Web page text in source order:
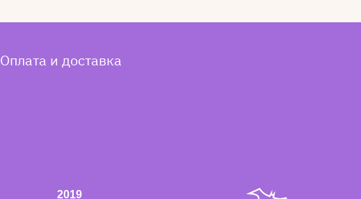
Оплата и доставка